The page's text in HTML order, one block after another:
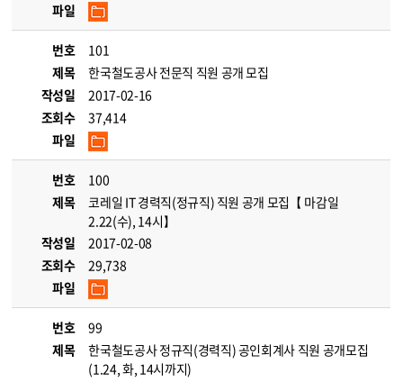
파일
번호
101
제목
한국철도공사 전문직 직원 공개 모집
작성일
2017-02-16
조회수
37,414
파일
번호
100
제목
코레일 IT 경력직(정규직) 직원 공개 모집【 마감일
2.22(수), 14시】
작성일
2017-02-08
조회수
29,738
파일
번호
99
제목
한국철도공사 정규직(경력직) 공인회계사 직원 공개모집
(1.24, 화, 14시까지)